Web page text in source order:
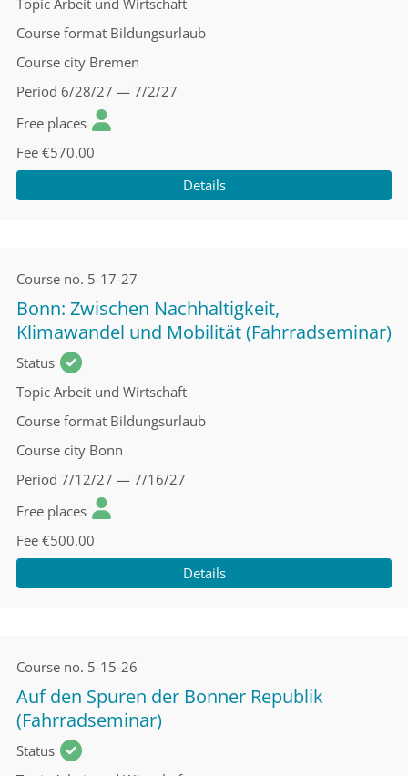
Topic Arbeit und Wirtschaft
Course format Bildungsurlaub
Course city Bremen
Period 6/28/27 — 7/2/27
Free places
Fee €570.00
Details
Course no. 5-17-27
Bonn: Zwischen Nachhaltigkeit,
Klimawandel und Mobilität (Fahrradseminar)
Status
Topic Arbeit und Wirtschaft
Course format Bildungsurlaub
Course city Bonn
Period 7/12/27 — 7/16/27
Free places
Fee €500.00
Details
Course no. 5-15-26
Auf den Spuren der Bonner Republik
(Fahrradseminar)
Status